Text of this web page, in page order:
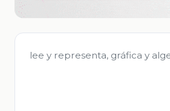
lee y representa, gráfica y